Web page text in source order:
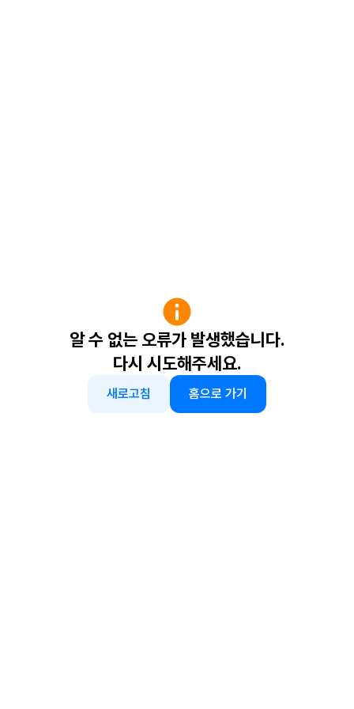
알 수 없는 오류가 발생했습니다.
다시 시도해주세요.
새로고침 홈으로 가기